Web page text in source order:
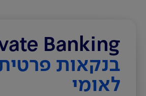
Banking
בנקאות
לאומי